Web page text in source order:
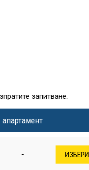
запитване.
апартамент
- ИЗБЕРИ